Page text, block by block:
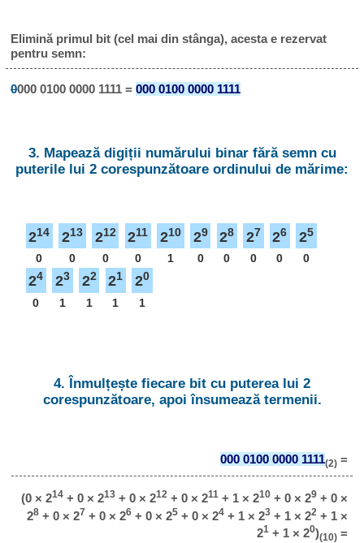
Elimină primul bit (cel mai din stânga), acesta e rezervat
pentru semn:
0000 0100 0000 1111 =000 0100 0000 1111
3. Mapează digiții numărului binar fără semn cu
puterile lui 2 corespunzătoare ordinului de mărime:
214
0
213
0
212
0
211
0
210
1
29
0
28
0
27
0
26
0
25
0
24
0
23
1
22
1
21
1
20
1
4. Înmulțește fiecare bit cu puterea lui 2
corespunzătoare, apoi însumează termenii.
000 0100 0000 1111(2)=
(0 × 214+ 0 × 213+ 0 × 212+ 0 × 211+ 1 × 210+ 0 × 29+ 0 ×
28+ 0 × 27 + 0 × 26+ 0 × 25+ 0 × 24+ 1 × 23+ 1 × 22+ 1 ×
21+ 1 × 20)(10)=